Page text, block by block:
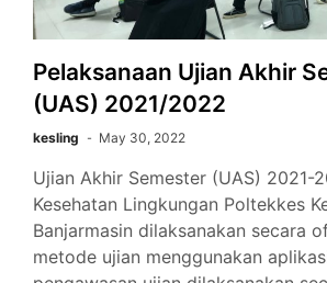
Pelaksanaan Ujian Akhir
(UAS) 2021/2022
kesling May 30, 2022
Ujian Akhir Semester (UAS) 2021-
Kesehatan Lingkungan Poltekkes
Banjarmasin dilaksanakan secara
metode ujian menggunakan